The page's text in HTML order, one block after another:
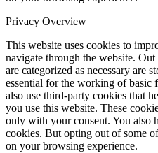
Privacy Overview
This website uses cookies to
navigate through the website.
are categorized as necessary are
essential for the working of basic
also use third-party cookies that
you use this website. These
only with your consent. You also
cookies. But opting out of some
on your browsing experience.